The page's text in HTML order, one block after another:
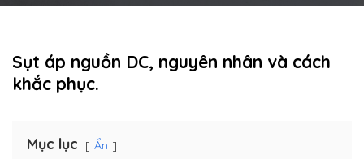
Sụt áp nguồn DC, nguyên nhân và cách
khắc phục.
Mục lục Ẩn